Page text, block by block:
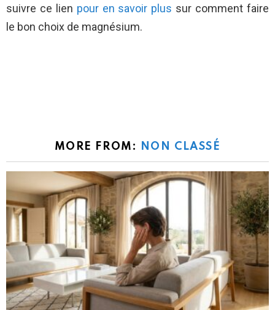
suivre ce lien pour en savoir plus sur comment faire
le bon choix de magnésium.
MORE FROM: NON CLASSÉ